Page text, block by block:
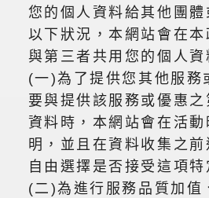
您的個人資料給其他團
以下狀況，本網站會在本
與第三者共用您的個人資
(一)為了提供您其他服務
要與提供該服務或優惠
資料時，本網站會在活動
明，並且在資料收集之
自由選擇是否接受這項特
(二)為進行服務品質加值